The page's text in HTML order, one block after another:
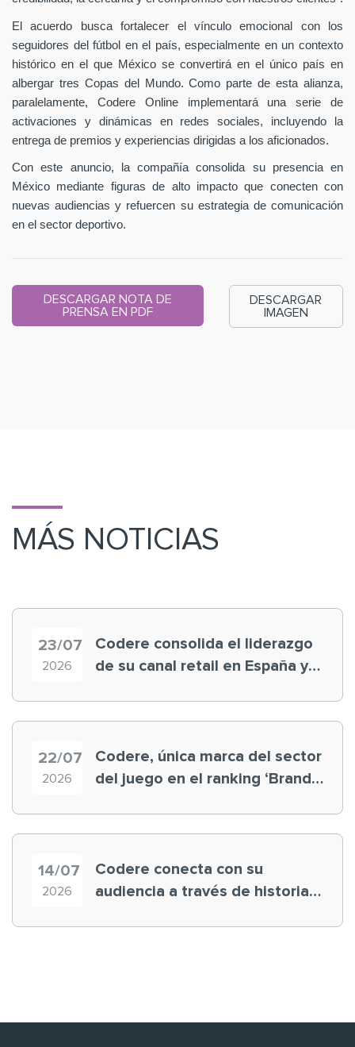
El acuerdo busca fortalecer el vínculo emocional con los
seguidores del fútbol en el país, especialmente en un contexto
histórico en el que México se convertirá en el único país en
albergar tres Copas del Mundo. Como parte de esta alianza,
paralelamente, Codere Online implementará una serie de
activaciones y dinámicas en redes sociales, incluyendo la
entrega de premios y experiencias dirigidas a los aficionados.
Con este anuncio, la compañía consolida su presencia en
México mediante figuras de alto impacto que conecten con
nuevas audiencias y refuercen su estrategia de comunicación
en el sector deportivo.
DESCARGAR NOTA DE
PRENSA EN PDF
DESCARGAR
IMAGEN
MÁS NOTICIAS
23/07
2026
Codere consolida el liderazgo
de su canal retail en España y
22/07
2026
Codere, única marca del sector
del juego en el ranking ‘Brand
14/07
2026
Codere conecta con su
audiencia a través de historias